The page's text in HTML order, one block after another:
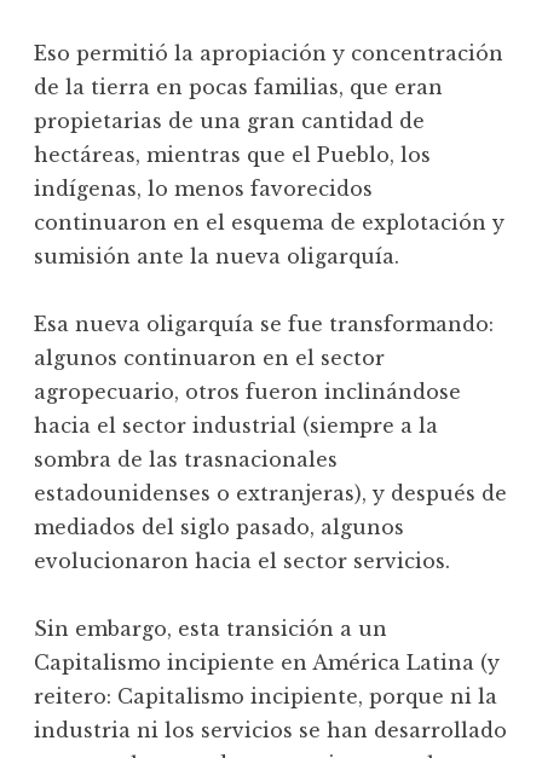
Eso permitió la apropiación y concentración
de la tierra en pocas familias, que eran
propietarias de una gran cantidad de
hectáreas, mientras que el Pueblo, los
indígenas, lo menos favorecidos
continuaron en el esquema de explotación y
sumisión ante la nueva oligarquía.
Esa nueva oligarquía se fue transformando:
algunos continuaron en el sector
agropecuario, otros fueron inclinándose
hacia el sector industrial (siempre a la
sombra de las trasnacionales
estadounidenses o extranjeras), y después de
mediados del siglo pasado, algunos
evolucionaron hacia el sector servicios.
Sin embargo, esta transición a un
Capitalismo incipiente en América Latina (y
reitero: Capitalismo incipiente, porque ni la
industria ni los servicios se han desarrollado